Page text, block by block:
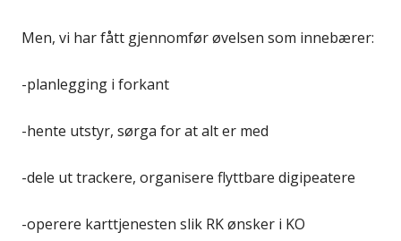
Men, vi har fått gjennomfør øvelsen som innebærer:
-planlegging i forkant
-hente utstyr, sørga for at alt er med
-dele ut trackere, organisere flyttbare digipeatere
-operere karttjenesten slik RK ønsker i KO